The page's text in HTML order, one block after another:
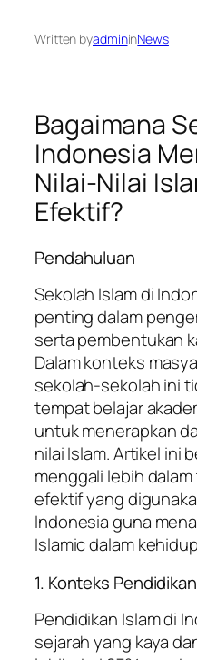
Written byadmininNews
Bagaimana
Indonesia
Nilai-Nilai
Efektif?
Pendahuluan
Sekolah Islam di
penting dalam
serta pembentukan
Dalam konteks
sekolah-sekolah ini
tempat belajar
untuk menerapkan
nilai Islam. Artikel ini
menggali lebih
efektif yang
Indonesia guna
Islamic dalam
1. Konteks
Pendidikan Islam di
sejarah yang kaya